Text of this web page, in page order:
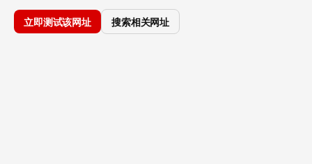
立即测试该网址 搜索相关网址